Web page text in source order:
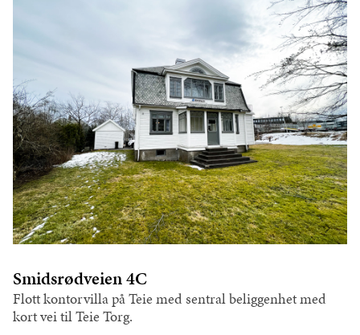
Smidsrødveien 4C
Flott kontorvilla på Teie med sentral beliggenhet med
kort vei til Teie Torg.